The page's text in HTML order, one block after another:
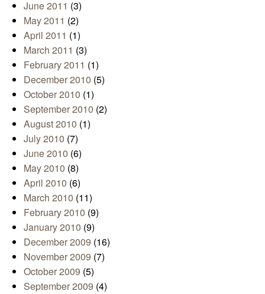
June 2011 (3)
May 2011 (2)
April 2011 (1)
March 2011 (3)
February 2011 (1)
December 2010 (5)
October 2010 (1)
September 2010 (2)
August 2010 (1)
July 2010 (7)
June 2010 (6)
May 2010 (8)
April 2010 (6)
March 2010 (11)
February 2010 (9)
January 2010 (9)
December 2009 (16)
November 2009 (7)
October 2009 (5)
September 2009 (4)